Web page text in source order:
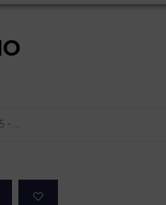
- ...